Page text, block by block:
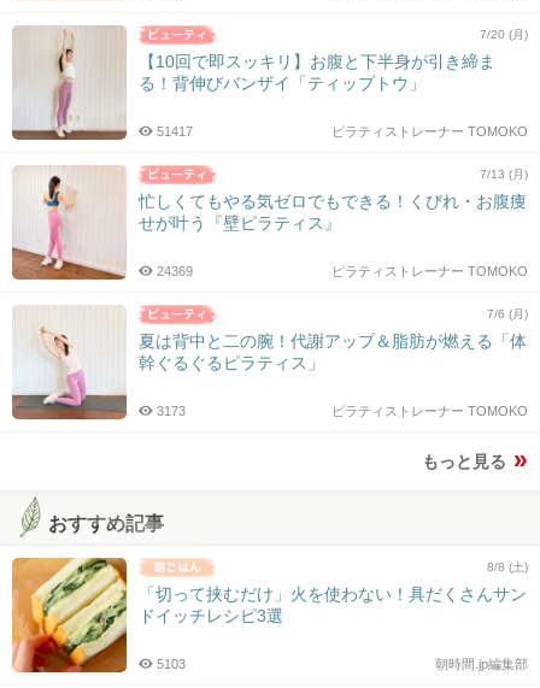
7/20 (月)
【10回で即スッキリ】お腹と下半身が引き締ま
る！背伸びバンザイ「ティップトウ」
ピラティストレーナー TOMOKO
51417
7/13 (月)
忙しくてもやる気ゼロでもできる！くびれ・お腹痩
せが叶う『壁ピラティス』
ピラティストレーナー TOMOKO
24369
7/6 (月)
夏は背中と二の腕！代謝アップ＆脂肪が燃える「体
幹ぐるぐるピラティス」
ピラティストレーナー TOMOKO
3173
もっと見る
おすすめ記事
8/8 (土)
「切って挟むだけ」火を使わない！具だくさんサン
ドイッチレシピ3選
朝時間.jp編集部
5103